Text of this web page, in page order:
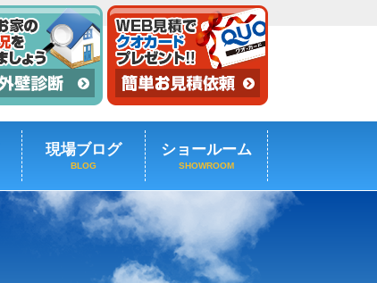
現場ブログ
BLOG
ショールーム
SHOWROOM